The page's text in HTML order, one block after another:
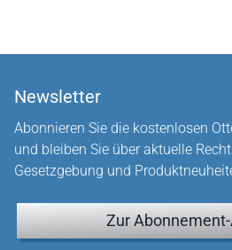
Newsletter
Abonnieren Sie die kostenlosen
und bleiben Sie über aktuelle
Gesetzgebung und
Zur